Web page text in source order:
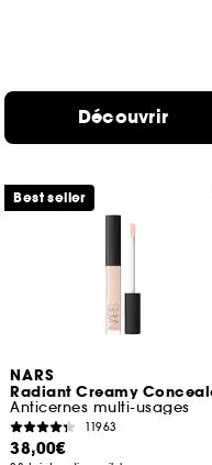
Découvrir
NARS
Radiant Creamy
Anticernes multi-usages
11963
38,00€
Best seller